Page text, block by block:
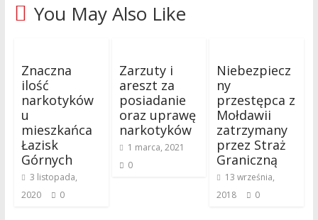
You May Also Like
Znaczna
ilość
narkotyków
u
mieszkańca
Łazisk
Górnych
3 listopada,
2020
0
Zarzuty i
areszt za
posiadanie
oraz uprawę
narkotyków
1 marca, 2021
0
Niebezpiecz
ny
przestępca z
Mołdawii
zatrzymany
przez Straż
Graniczną
13 września,
2018
0